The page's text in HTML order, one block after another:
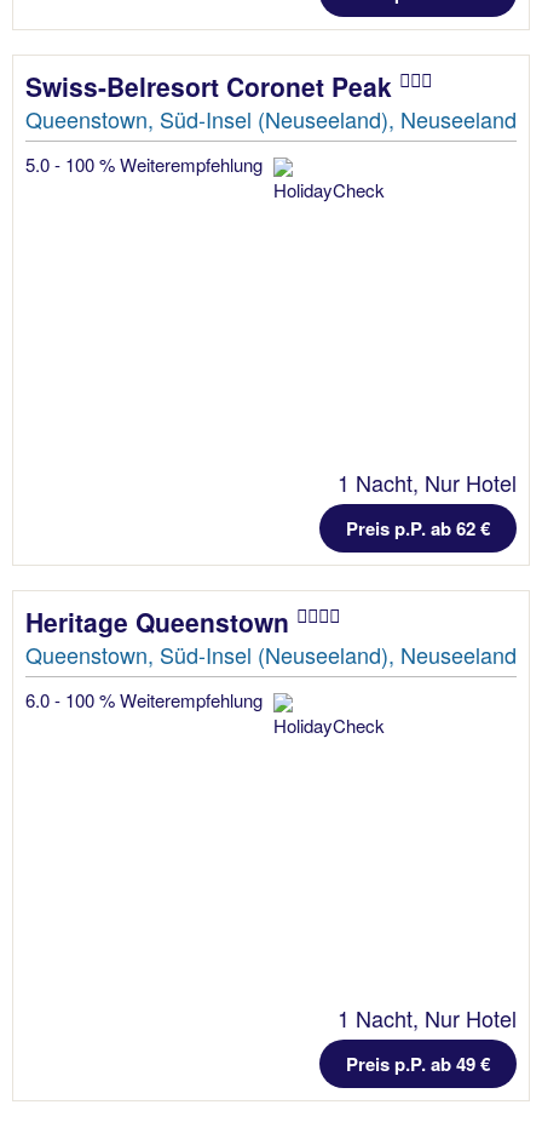
Swiss-Belresort Coronet Peak
Queenstown, Süd-Insel (Neuseeland), Neuseeland
5.0 - 100 % Weiterempfehlung
1 Nacht, Nur Hotel
Preis p.P. ab 62 €
Heritage Queenstown
Queenstown, Süd-Insel (Neuseeland), Neuseeland
6.0 - 100 % Weiterempfehlung
1 Nacht, Nur Hotel
Preis p.P. ab 49 €